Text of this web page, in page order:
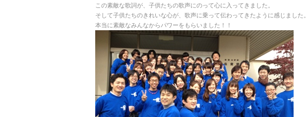
この素敵な歌詞が、子供たちの歌声にのって心に入ってきました。
そして子供たちのきれいな心が、歌声に乗って伝わってきたように感じました。
本当に素敵なみんなからパワーをもらいました！！